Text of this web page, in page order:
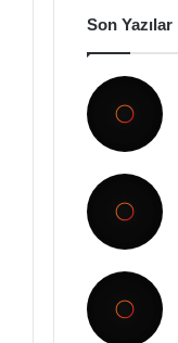
Son Yazılar